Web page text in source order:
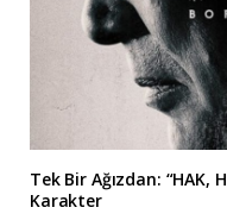
Tek Bir Ağızdan: “HAK,
Karakter